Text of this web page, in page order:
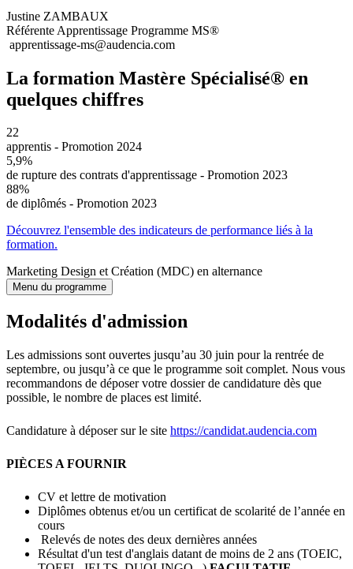
Justine ZAMBAUX
Référente Apprentissage Programme MS®
apprentissage-ms@audencia.com
La formation Mastère Spécialisé® en
quelques chiffres
22
apprentis - Promotion 2024
5,9%
de rupture des contrats d'apprentissage - Promotion 2023
88%
de diplômés - Promotion 2023
Découvrez l'ensemble des indicateurs de performance liés à la
formation.
Marketing Design et Création (MDC) en alternance
Menu du programme
Modalités d'admission
Les admissions sont ouvertes jusqu’au 30 juin pour la rentrée de
septembre, ou jusqu’à ce que le programme soit complet. Nous vous
recommandons de déposer votre dossier de candidature dès que
possible, le nombre de places est limité.
Candidature à déposer sur le site https://candidat.audencia.com
PIÈCES A FOURNIR
CV et lettre de motivation
Diplômes obtenus et/ou un certificat de scolarité de l’année en
cours
Relevés de notes des deux dernières années
Résultat d'un test d'anglais datant de moins de 2 ans (TOEIC,